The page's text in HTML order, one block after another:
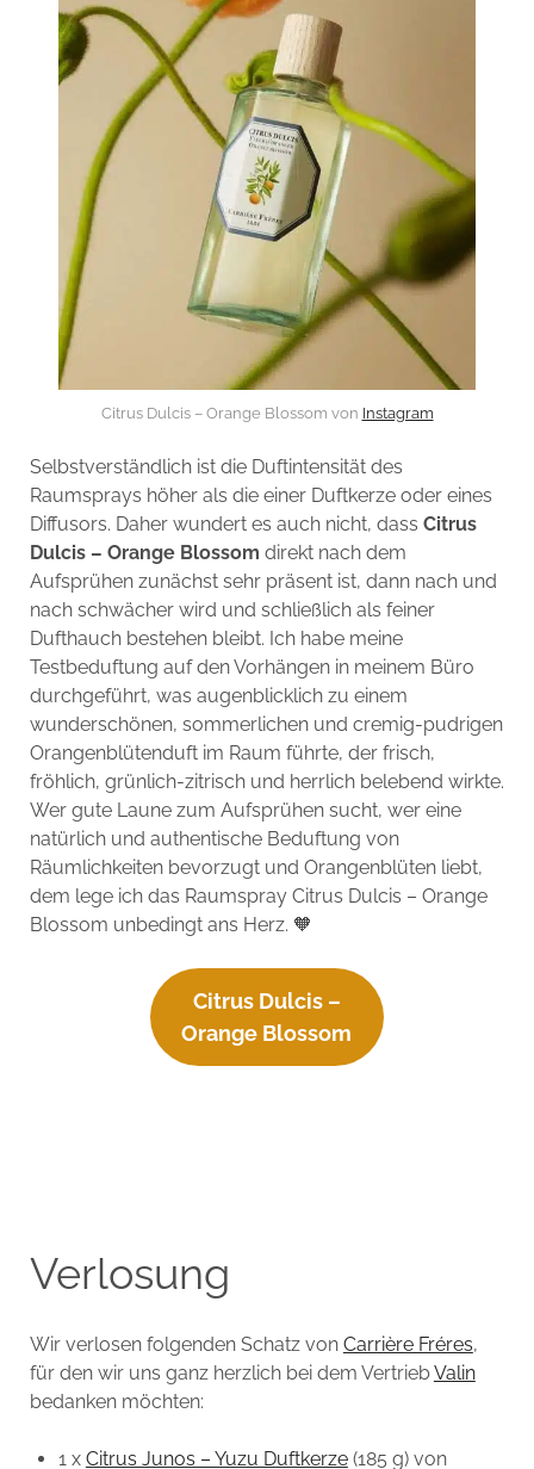
Citrus Dulcis – Orange Blossom von Instagram
Selbstverständlich ist die Duftintensität des
Raumsprays höher als die einer Duftkerze oder eines
Diffusors. Daher wundert es auch nicht, dass Citrus
Dulcis – Orange Blossom direkt nach dem
Aufsprühen zunächst sehr präsent ist, dann nach und
nach schwächer wird und schließlich als feiner
Dufthauch bestehen bleibt. Ich habe meine
Testbeduftung auf den Vorhängen in meinem Büro
durchgeführt, was augenblicklich zu einem
wunderschönen, sommerlichen und cremig-pudrigen
Orangenblütenduft im Raum führte, der frisch,
fröhlich, grünlich-zitrisch und herrlich belebend wirkte.
Wer gute Laune zum Aufsprühen sucht, wer eine
natürlich und authentische Beduftung von
Räumlichkeiten bevorzugt und Orangenblüten liebt,
dem lege ich das Raumspray Citrus Dulcis – Orange
Blossom unbedingt ans Herz. 🧡
Citrus Dulcis –
Orange Blossom
Verlosung
Wir verlosen folgenden Schatz von Carrière Fréres,
für den wir uns ganz herzlich bei dem VertriebValin
bedanken möchten:
1 x Citrus Junos – Yuzu Duftkerze(185 g) von